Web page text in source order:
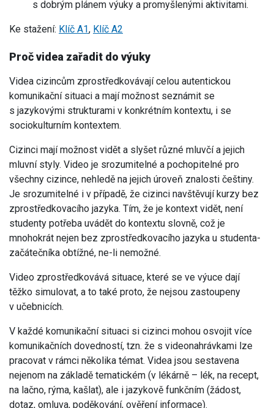
s dobrým plánem výuky a promyšlenými aktivitami.
Ke stažení: Klíč A1, Klíč A2
Proč videa zařadit do výuky
Videa cizincům zprostředkovávají celou autentickou
komunikační situaci a mají možnost seznámit se
s jazykovými strukturami v konkrétním kontextu, i se
sociokulturním kontextem.
Cizinci mají možnost vidět a slyšet různé mluvčí a jejich
mluvní styly. Video je srozumitelné a pochopitelné pro
všechny cizince, nehledě na jejich úroveň znalosti češtiny.
Je srozumitelné i v případě, že cizinci navštěvují kurzy bez
zprostředkovacího jazyka. Tím, že je kontext vidět, není
studenty potřeba uvádět do kontextu slovně, což je
mnohokrát nejen bez zprostředkovacího jazyka u studenta-
začátečníka obtížné, ne-li nemožné.
Video zprostředkovává situace, které se ve výuce dají
těžko simulovat, a to také proto, že nejsou zastoupeny
v učebnicích.
V každé komunikační situaci si cizinci mohou osvojit více
komunikačních dovedností, tzn. že s videonahrávkami lze
pracovat v rámci několika témat. Videa jsou sestavena
nejenom na základě tematickém (v lékárně – lék, na recept,
na lačno, rýma, kašlat), ale i jazykově funkčním (žádost,
dotaz, omluva, poděkování, ověření informace).